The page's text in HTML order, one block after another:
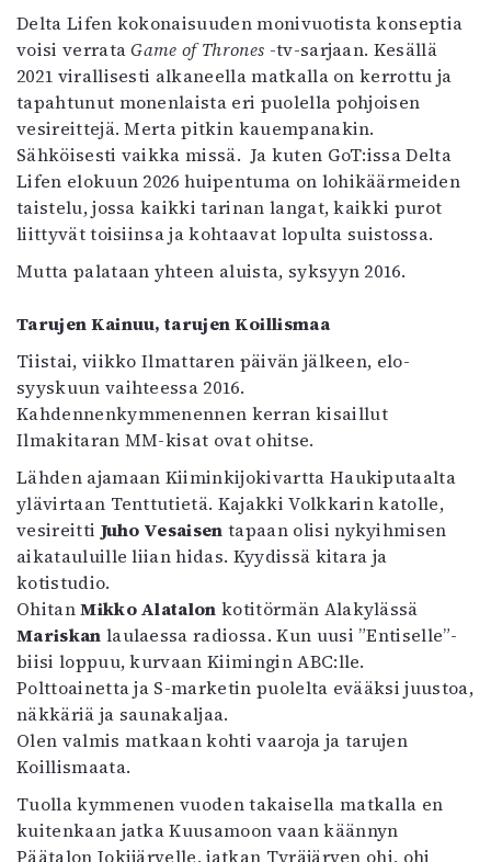
Delta Lifen kokonaisuuden monivuotista konseptia
voisi verrataGame of Thrones -tv-sarjaan. Kesällä
2021 virallisesti alkaneella matkalla on kerrottu ja
tapahtunut monenlaista eri puolella pohjoisen
vesireittejä. Merta pitkin kauempanakin.
Sähköisesti vaikka missä. Ja kuten GoT:issa Delta
Lifen elokuun 2026 huipentuma on lohikäärmeiden
taistelu, jossa kaikki tarinan langat, kaikki purot
liittyvät toisiinsa ja kohtaavat lopulta suistossa.
Mutta palataan yhteen aluista, syksyyn 2016.
Tarujen Kainuu, tarujen Koillismaa
Tiistai, viikko Ilmattaren päivän jälkeen, elo-
syyskuun vaihteessa 2016.
Kahdennenkymmenennen kerran kisaillut
Ilmakitaran MM-kisat ovat ohitse.
Lähden ajamaan Kiiminkijokivartta Haukiputaalta
ylävirtaan Tenttutietä. Kajakki Volkkarin katolle,
vesireitti Juho Vesaisen tapaan olisi nykyihmisen
aikatauluille liian hidas. Kyydissä kitara ja
kotistudio.
OhitanMikko Alatalon kotitörmän Alakylässä
Mariskan laulaessa radiossa. Kun uusi ”Entiselle”-
biisi loppuu, kurvaan Kiimingin ABC:lle.
Polttoainetta ja S-marketin puolelta evääksi juustoa,
näkkäriä ja saunakaljaa.
Olen valmis matkaan kohti vaaroja ja tarujen
Koillismaata.
Tuolla kymmenen vuoden takaisella matkalla en
kuitenkaan jatka Kuusamoon vaan käännyn
Päätalon Jokijärvelle, jatkan Tyräjärven ohi, ohi